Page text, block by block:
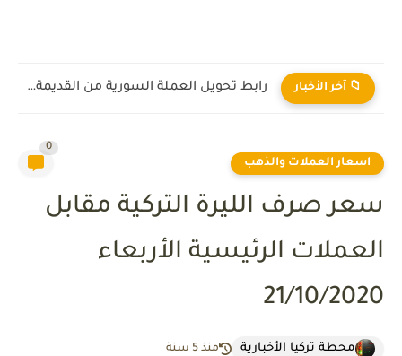
📁 آخر الأخبار رابط تحويل العملة السورية من القديمة إلى الجديدة 2026
اسعار العملات والذهب
0
سعر صرف الليرة التركية مقابل
العملات الرئيسية الأربعاء
21/10/2020
محطة تركيا الأخبارية منذ 5 سنة